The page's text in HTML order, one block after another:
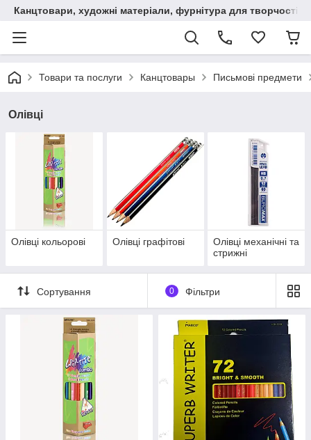
Канцтовари, художні матеріали, фурнітура для творчості
Товари та послуги Канцтовары Письмові предмети
Олівці
Олівці кольорові Олівці графітові
Олівці механічні та
стрижні
Сортування 0 Фільтри